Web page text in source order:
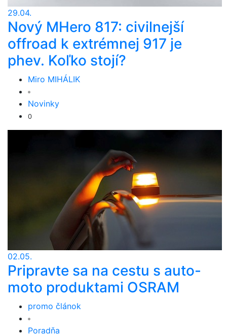
29.04.
Nový MHero 817: civilnejší
offroad k extrémnej 917 je
phev. Koľko stojí?
Miro MIHÁLIK
Novinky
0
02.05.
Pripravte sa na cestu s auto-
moto produktami OSRAM
promo článok
Poradňa